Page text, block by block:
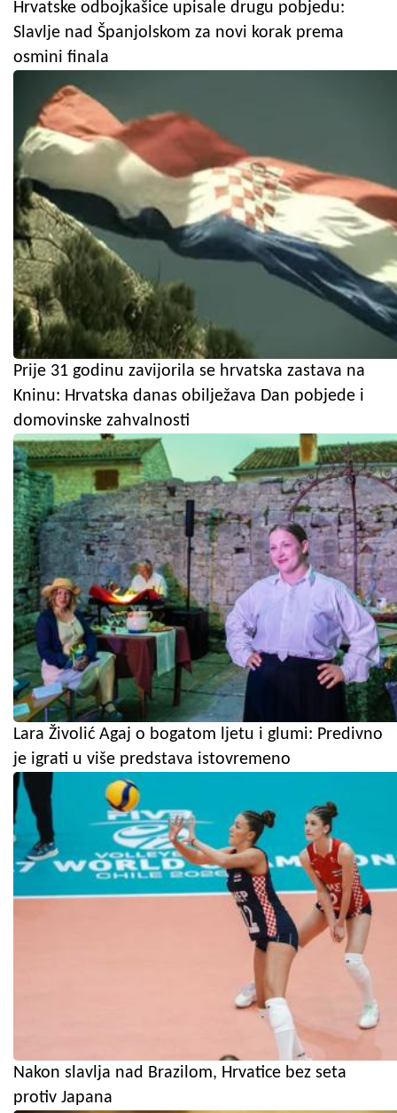
Hrvatske odbojkašice upisale drugu pobjedu:
Slavlje nad Španjolskom za novi korak prema
osmini finala
Prije 31 godinu zavijorila se hrvatska zastava na
Kninu: Hrvatska danas obilježava Dan pobjede i
domovinske zahvalnosti
Lara Živolić Agaj o bogatom ljetu i glumi: Predivno
je igrati u više predstava istovremeno
Nakon slavlja nad Brazilom, Hrvatice bez seta
protiv Japana